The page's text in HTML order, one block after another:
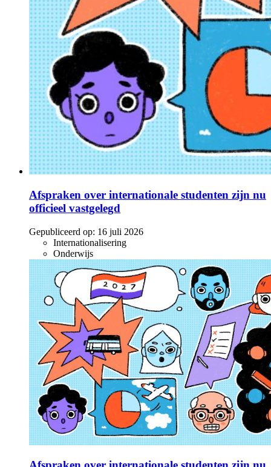
Afspraken over internationale studenten zijn nu
officieel vastgelegd
Gepubliceerd op: 16 juli 2026
Internationalisering
Onderwijs